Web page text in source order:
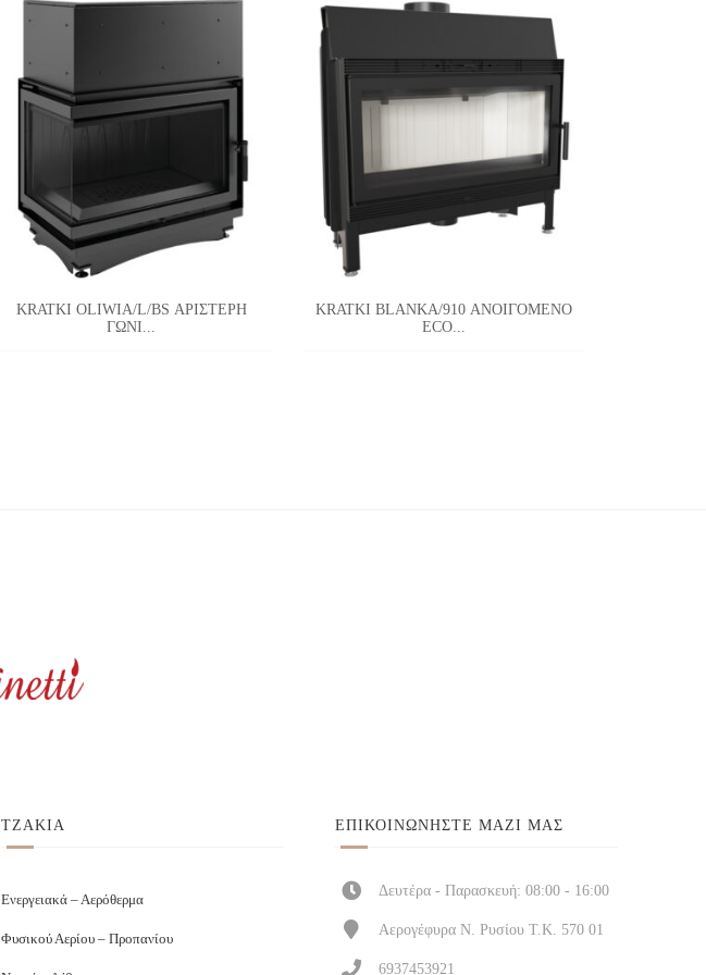
KRATKI OLIWIA/L/BS ΑΡΙΣΤΕΡΗ
ΓΩΝΙ...
KRATKI BLANKA/910 ΑΝΟΙΓΟΜΕΝΟ
ECO...
ΤΖΑΚΙΑ
Ενεργειακά – Αερόθερμα
Φυσικού Αερίου – Προπανίου
ΕΠΙΚΟΙΝΩΝΉΣΤΕ ΜΑΖΊ ΜΑΣ
Δευτέρα - Παρασκευή: 08:00 - 16:00
Αερογέφυρα Ν. Ρυσίου Τ.Κ. 570 01
6937453921